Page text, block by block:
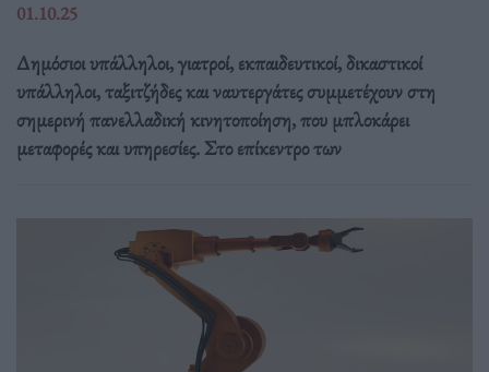
01.10.25
Δημόσιοι υπάλληλοι, γιατροί, εκπαιδευτικοί, δικαστικοί
υπάλληλοι, ταξιτζήδες και ναυτεργάτες συμμετέχουν στη
σημερινή πανελλαδική κινητοποίηση, που μπλοκάρει
μεταφορές και υπηρεσίες. Στο επίκεντρο των